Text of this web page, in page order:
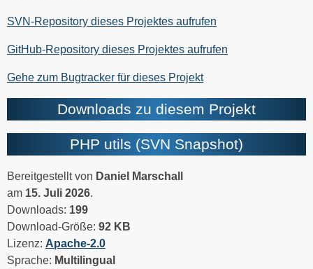
SVN-Repository dieses Projektes aufrufen
GitHub-Repository dieses Projektes aufrufen
Gehe zum Bugtracker für dieses Projekt
Downloads zu diesem Projekt
PHP utils (SVN Snapshot)
Bereitgestellt von Daniel Marschall
am 15. Juli 2026.
Downloads: 199
Download-Größe: 92 KB
Lizenz: Apache-2.0
Sprache: Multilingual